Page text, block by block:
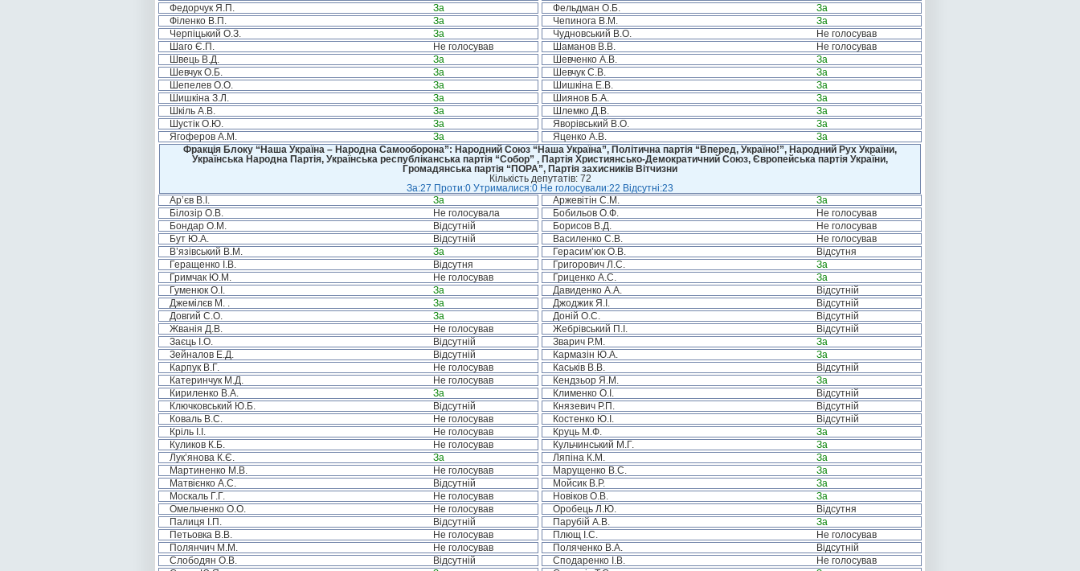
Федорчук Я.П.
За Фельдман О.Б.
За
Філенко В.П.
За Чепинога В.М.
За
Черпіцький О.З.
За Чудновський В.О.
Не голосував
Шаго Є.П.
Не голосував Шаманов В.В.
Не голосував
Швець В.Д.
За Шевченко А.В.
За
Шевчук О.Б.
За Шевчук С.В.
За
Шепелев О.О.
За Шишкіна Е.В.
За
Шишкіна З.Л.
За Шиянов Б.А.
За
Шкіль А.В.
За Шлемко Д.В.
За
Шустік О.Ю.
За Яворівський В.О.
За
Ягоферов А.М.
За Яценко А.В.
За
Фракція Блоку “Наша Україна – Народна Самооборона”: Народний Союз “Наша Україна”, Політична партія “Вперед, Україно!”, Народний Рух України,
Українська Народна Партія, Українська республіканська партія “Собор” , Партія Християнсько-Демократичний Союз, Європейська партія України,
Громадянська партія “ПОРА”, Партія захисників Вітчизни
Кількість депутатів: 72
За:27 Проти:0 Утрималися:0 Не голосували:22 Відсутні:23
Ар’єв В.І.
За Аржевітін С.М.
За
Білозір О.В.
Не голосувала Бобильов О.Ф.
Не голосував
Бондар О.М.
Відсутній Борисов В.Д.
Не голосував
Бут Ю.А.
Відсутній Василенко С.В.
Не голосував
В’язівський В.М.
За Герасим’юк О.В.
Відсутня
Геращенко І.В.
Відсутня Григорович Л.С.
За
Гримчак Ю.М.
Не голосував Гриценко А.С.
За
Гуменюк О.І.
За Давиденко А.А.
Відсутній
Джемілєв М. .
За Джоджик Я.І.
Відсутній
Довгий С.О.
За Доній О.С.
Відсутній
Жванія Д.В.
Не голосував Жебрівський П.І.
Відсутній
Заєць І.О.
Відсутній Зварич Р.М.
За
Зейналов Е.Д.
Відсутній Кармазін Ю.А.
За
Карпук В.Г.
Не голосував Каськів В.В.
Відсутній
Катеринчук М.Д.
Не голосував Кендзьор Я.М.
За
Кириленко В.А.
За Клименко О.І.
Відсутній
Ключковський Ю.Б.
Відсутній Князевич Р.П.
Відсутній
Коваль В.С.
Не голосував Костенко Ю.І.
Відсутній
Кріль І.І.
Не голосував Круць М.Ф.
За
Куликов К.Б.
Не голосував Кульчинський М.Г.
За
Лук’янова К.Є.
За Ляпіна К.М.
За
Мартиненко М.В.
Не голосував Марущенко В.С.
За
Матвієнко А.С.
Відсутній Мойсик В.Р.
За
Москаль Г.Г.
Не голосував Новіков О.В.
За
Омельченко О.О.
Не голосував Оробець Л.Ю.
Відсутня
Палиця І.П.
Відсутній Парубій А.В.
За
Петьовка В.В.
Не голосував Плющ І.С.
Не голосував
Полянчич М.М.
Не голосував Поляченко В.А.
Відсутній
Слободян О.В.
Відсутній Сподаренко І.В.
Не голосував